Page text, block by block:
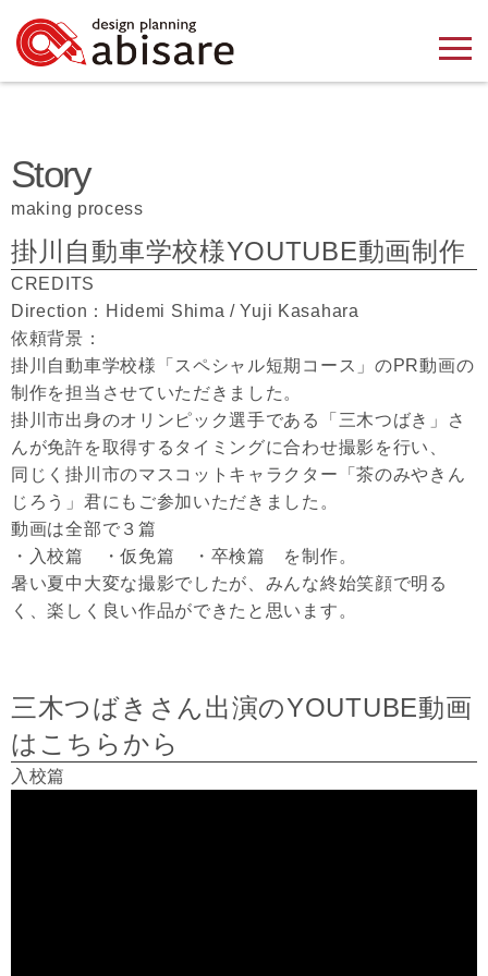
Story
making process
掛川自動車学校様YOUTUBE動画制作
CREDITS
Direction：Hidemi Shima / Yuji Kasahara
依頼背景：
掛川自動車学校様「スペシャル短期コース」のPR動画の
制作を担当させていただきました。
掛川市出身のオリンピック選手である「三木つばき」さ
んが免許を取得するタイミングに合わせ撮影を行い、
同じく掛川市のマスコットキャラクター「茶のみやきん
じろう」君にもご参加いただきました。
動画は全部で３篇
・入校篇 ・仮免篇 ・卒検篇 を制作。
暑い夏中大変な撮影でしたが、みんな終始笑顔で明る
く、楽しく良い作品ができたと思います。
三木つばきさん出演のYOUTUBE動画
はこちらから
入校篇